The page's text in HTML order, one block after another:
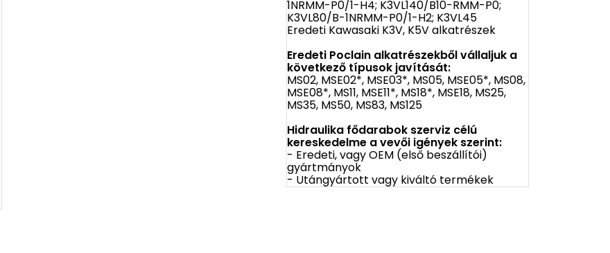
1NRMM-P0/1-H4; K3VL140/B10-RMM-P0;
K3VL80/B-1NRMM-P0/1-H2; K3VL45
Eredeti Kawasaki K3V, K5V alkatrészek
Eredeti Poclain alkatrészekből vállaljuk a
következő típusok javítását:
MS02, MSE02*, MSE03*, MS05, MSE05*, MS08,
MSE08*, MS11, MSE11*, MS18*, MSE18, MS25,
MS35, MS50, MS83, MS125
Hidraulika fődarabok szerviz célú
kereskedelme a vevői igények szerint:
- Eredeti, vagy OEM (első beszállítói)
gyártmányok
- Utángyártott vagy kiváltó termékek